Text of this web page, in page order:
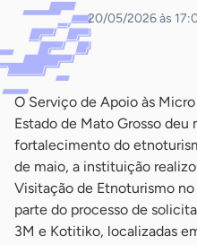
20/05/2026 às
O Serviço de Apoio às
Estado de Mato Grosso deu
fortalecimento do
de maio, a instituição
Visitação de Etnoturismo
parte do processo de
3M e Kotitiko, localizadas